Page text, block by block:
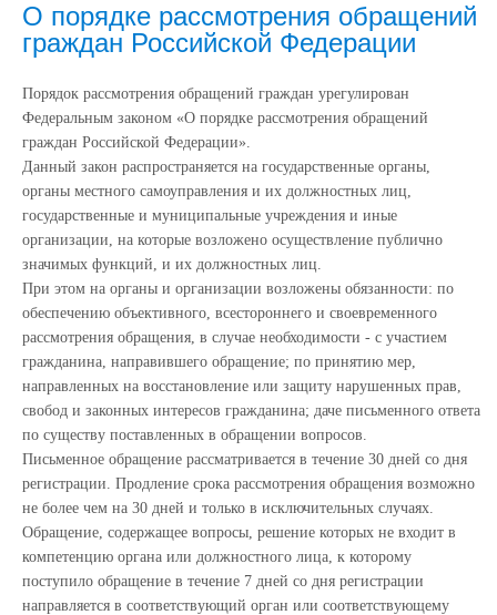
О порядке рассмотрения обращений
граждан Российской Федерации
Порядок рассмотрения обращений граждан урегулирован
Федеральным законом «О порядке рассмотрения обращений
граждан Российской Федерации».
Данный закон распространяется на государственные органы,
органы местного самоуправления и их должностных лиц,
государственные и муниципальные учреждения и иные
организации, на которые возложено осуществление публично
значимых функций, и их должностных лиц.
При этом на органы и организации возложены обязанности: по
обеспечению объективного, всестороннего и своевременного
рассмотрения обращения, в случае необходимости - с участием
гражданина, направившего обращение; по принятию мер,
направленных на восстановление или защиту нарушенных прав,
свобод и законных интересов гражданина; даче письменного ответа
по существу поставленных в обращении вопросов.
Письменное обращение рассматривается в течение 30 дней со дня
регистрации. Продление срока рассмотрения обращения возможно
не более чем на 30 дней и только в исключительных случаях.
Обращение, содержащее вопросы, решение которых не входит в
компетенцию органа или должностного лица, к которому
поступило обращение в течение 7 дней со дня регистрации
направляется в соответствующий орган или соответствующему